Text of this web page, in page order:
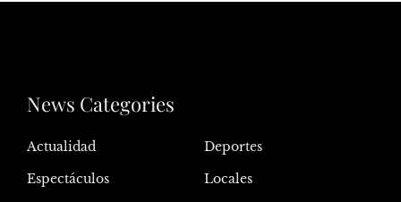
News Categories
Actualidad
Deportes
Espectáculos
Locales